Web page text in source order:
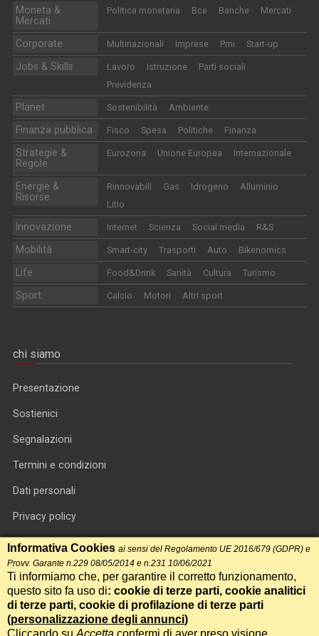
Moneta &
Mercati
Politica monetaria Bce Banche Mercati
Corporate Multinazionali Imprese Pmi Start-up
Jobs & Skills Lavoro Istruzione
Parti sociali
Previdenza
Planet Sostenibilità Ambiente
Finanza pubblica Fisco Spesa Politiche Finanza
Strategie &
Regole
Eurozona Unione Europea Internazionale
Energie &
Risorse
Rinnovabili Gas Idrogeno
Alluminio
Litio
Innovazione Internet Scienza Social media R&S
Mobilità Smart-city Trasporti Auto Bikenomics
Life Food&Drink Sanità Cultura Turismo
Sport Calcio Motori Altri sport
chi siamo
Presentazione
Sostienici
Segnalazioni
Termini e condizioni
Dati personali
Privacy policy
Informativa cookie
RSS feed
RSS Top News
Contatti
Informativa Cookies ai sensi del Regolamento UE 2016/679 (GDPR) e
Provv. Garante n.229 08/05/2014 e n.231 10/06/2021
Ti informiamo che, per garantire il corretto funzionamento,
questo sito fa uso di: cookie di terze parti, cookie analitici
di terze parti, cookie di profilazione di terze parti
(personalizzazione degli annunci)
Cliccando su Accetta confermi di aver preso visione